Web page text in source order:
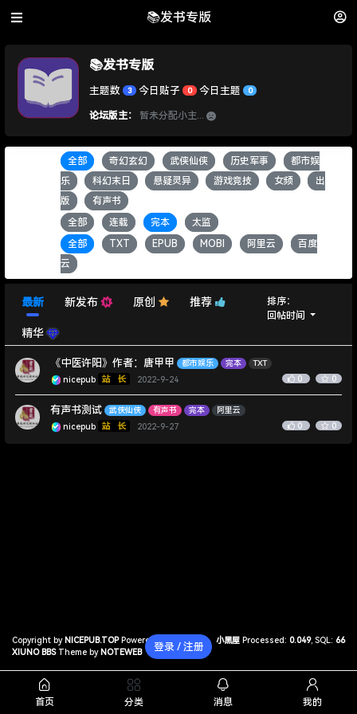
📚发书专版
📚发书专版
主题数 3 今日贴子 0 今日主题 0
论坛版主： 暂未分配小主...
全部 奇幻玄幻 武侠仙侠 历史军事
都市娱
乐
科幻末日 悬疑灵异 游戏竞技 女频
出
版
有声书
全部 连载 完本 太监
全部 TXT EPUB MOBI 阿里云
百度
云
最新 新发布 原创 推荐
精华
排序：
回帖时间
《中医许阳》作者：唐甲甲 都市娱乐 完本 TXT
nicepub 2022-9-24 0 0
有声书测试 武侠仙侠 有声书 完本 阿里云
nicepub 2022-9-27 0 0
Copyright by NICEPUB.TOPPowered by
XIUNO BBS Theme by NOTEWEB
小黑屋 Processed: 0.049, SQL: 66
首页 分类 消息 我的
登录 / 注册